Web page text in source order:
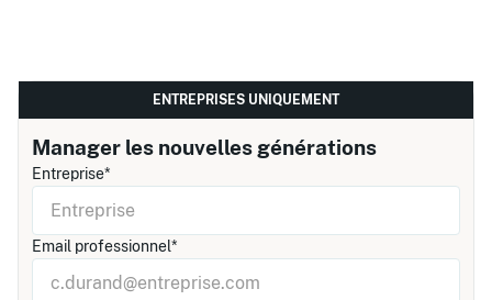
ENTREPRISES UNIQUEMENT
Manager les nouvelles générations
Entreprise*
Email professionnel*